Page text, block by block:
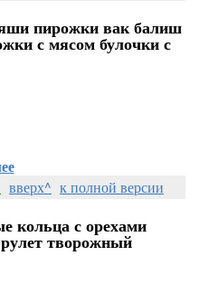
пирожки вак балиш
с мясом булочки с
вверх^ к полной версии
кольца с орехами
творожный